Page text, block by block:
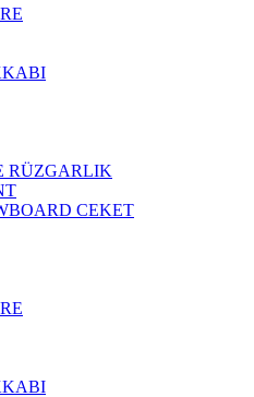
RÜZGARLIK
CEKET